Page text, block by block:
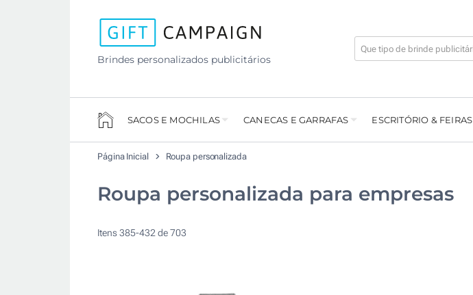
Brindes personalizados publicitários
SACOS E MOCHILAS CANECAS E GARRAFAS ESCRITÓRIO & FEIRAS
Página Inicial Roupa personalizada
Roupa personalizada para empresas
Itens385-432 de703